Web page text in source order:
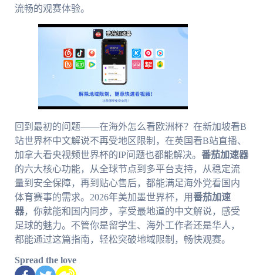
流畅的观赛体验。
回到最初的问题——在海外怎么看欧洲杯？在新加坡看B
站世界杯中文解说不再受地区限制，在英国看B站直播、
加拿大看央视频世界杯的IP问题也都能解决。 番茄加速器
的六大核心功能，从全球节点到多平台支持，从稳定流
量到安全保障，再到贴心售后，都能满足海外党看国内
体育赛事的需求。2026年美加墨世界杯，用番茄加速
器，你就能和国内同步，享受最地道的中文解说，感受
足球的魅力。不管你是留学生、海外工作者还是华人，
都能通过这篇指南，轻松突破地域限制，畅快观赛。
Spread the love